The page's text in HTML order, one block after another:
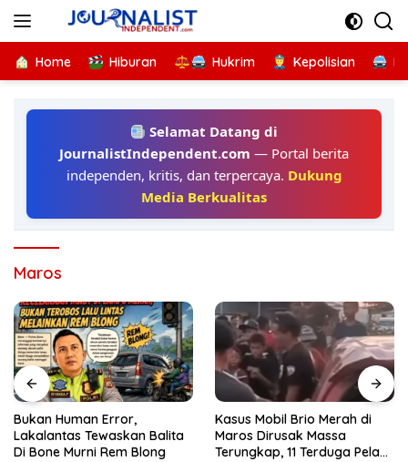
Home Hiburan Hukrim Kepolisian
Selamat Datang di
JournalistIndependent.com — Portal berita
independen, kritis, dan terpercaya. Dukung
Media Berkualitas
Maros
Bukan Human Error,
Lakalantas Tewaskan Balita
Di Bone Murni Rem Blong
Kasus Mobil Brio Merah di
Maros Dirusak Massa
Terungkap, 11 Terduga Pelaku